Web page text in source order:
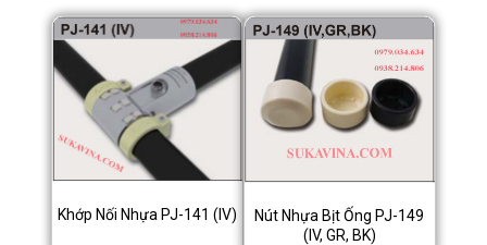
Khớp Nối Nhựa PJ-141 (IV)
Nút Nhựa Bịt Ống PJ-149
(IV, GR, BK)